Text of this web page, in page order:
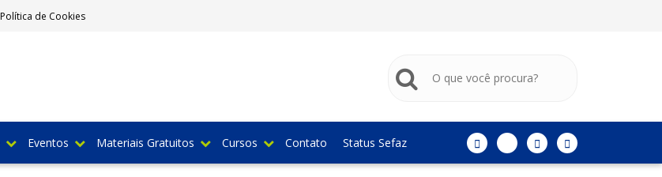
Política de Cookies
Eventos Materiais Gratuitos Cursos Contato Status Sefaz